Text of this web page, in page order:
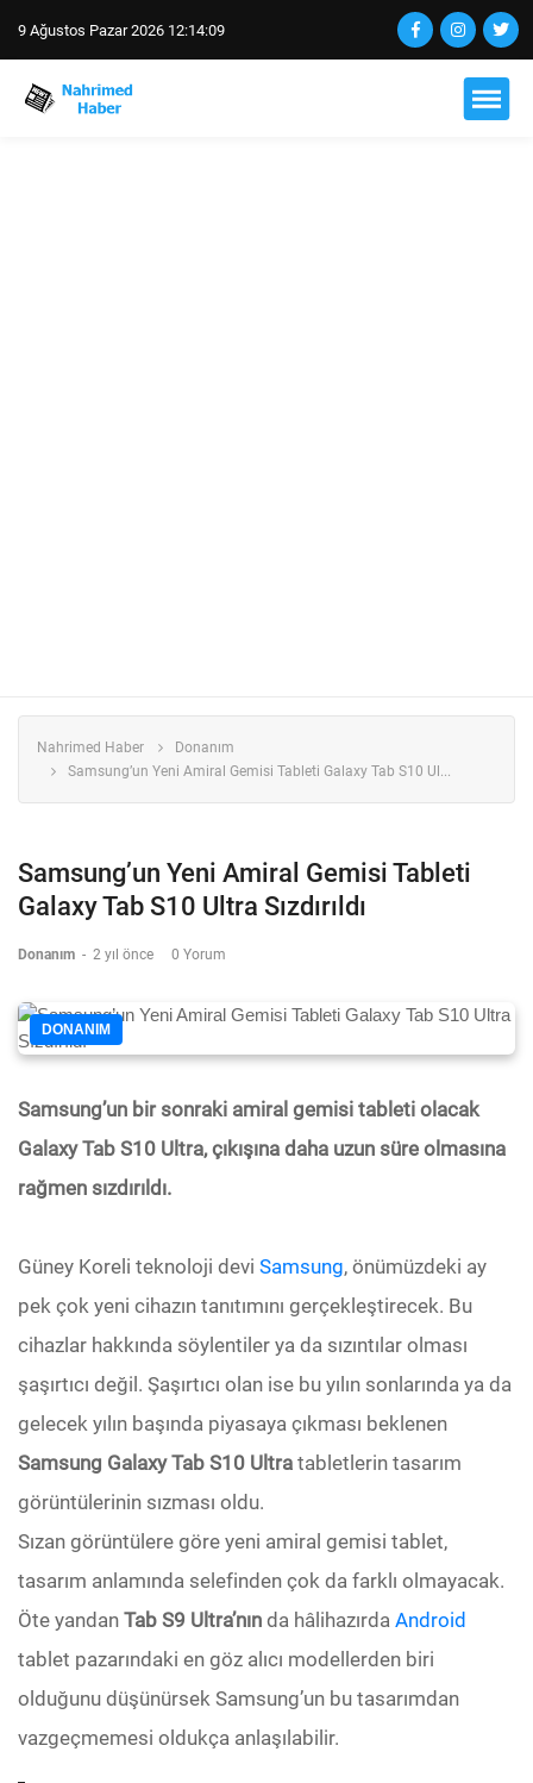
9 Ağustos Pazar 2026 12:14:10
Nahrimed Haber
Donanım
Samsung’un Yeni Amiral Gemisi Tableti Galaxy Tab S10 Ul...
Samsung’un Yeni Amiral Gemisi Tableti
Galaxy Tab S10 Ultra Sızdırıldı
Donanım - 2 yıl önce 0 Yorum
DONANIM
Samsung’un bir sonraki amiral gemisi tableti olacak
Galaxy Tab S10 Ultra, çıkışına daha uzun süre olmasına
rağmen sızdırıldı.
Güney Koreli teknoloji devi Samsung, önümüzdeki ay
pek çok yeni cihazın tanıtımını gerçekleştirecek. Bu
cihazlar hakkında söylentiler ya da sızıntılar olması
şaşırtıcı değil. Şaşırtıcı olan ise bu yılın sonlarında ya da
gelecek yılın başında piyasaya çıkması beklenen
Samsung Galaxy Tab S10 Ultra tabletlerin tasarım
görüntülerinin sızması oldu.
Sızan görüntülere göre yeni amiral gemisi tablet,
tasarım anlamında selefinden çok da farklı olmayacak.
Öte yandan Tab S9 Ultra’nın da hâlihazırda Android
tablet pazarındaki en göz alıcı modellerden biri
olduğunu düşünürsek Samsung’un bu tasarımdan
vazgeçmemesi oldukça anlaşılabilir.